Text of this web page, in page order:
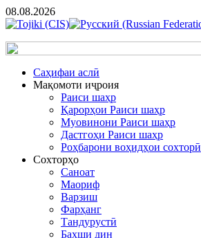
08.08.2026
Cаҳифаи аслӣ
Мақомоти иҷроия
Раиси шаҳр
Қарорҳои Раиси шаҳр
Муовинони Раиси шаҳр
Дастгоҳи Раиси шаҳр
Роҳбарони воҳидҳои сохторӣ
Сохторҳо
Саноат
Маориф
Варзиш
Фарҳанг
Тандурустӣ
Бахши дин